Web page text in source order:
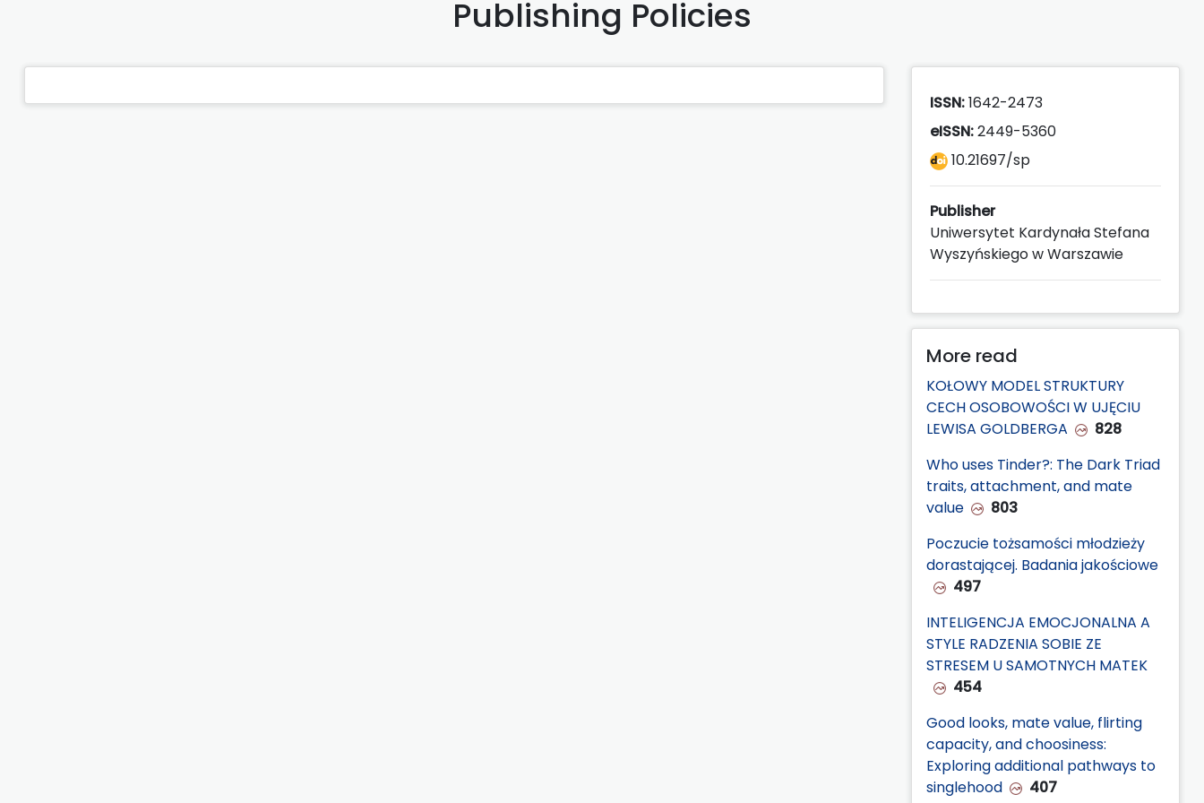
Publishing Policies
ISSN:1642-2473
eISSN:2449-5360
10.21697/sp
Publisher
Uniwersytet Kardynała Stefana
Wyszyńskiego w Warszawie
More read
KOŁOWY MODEL STRUKTURY
CECH OSOBOWOŚCI W UJĘCIU
LEWISA GOLDBERGA
828
Who uses Tinder?: The Dark Triad
traits, attachment, and mate
value
803
Poczucie tożsamości młodzieży
dorastającej. Badania jakościowe
497
INTELIGENCJA EMOCJONALNA A
STYLE RADZENIA SOBIE ZE
STRESEM U SAMOTNYCH MATEK
454
Good looks, mate value, flirting
capacity, and choosiness:
Exploring additional pathways to
singlehood
407